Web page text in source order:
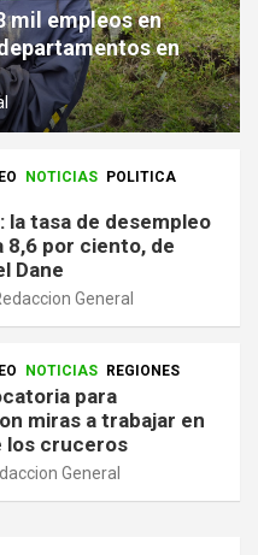
mil empleos en
en
NOTICIAS
POLITICA
la tasa de desempleo
8,6 por ciento, de
Dane
General
NOTICIAS REGIONES
para
miras a trabajar en
los cruceros
General